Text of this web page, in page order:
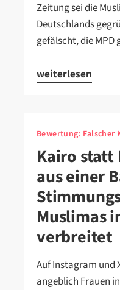
Zeitung sei die
Deutschlands
gefälscht, die MPD
weiterlesen
Bewertung: Falscher
Kairo statt
aus einer
Muslimas
verbreitet
Auf Instagram und
angeblich Frauen